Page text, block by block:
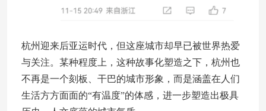
杭州迎来后亚运时代，但这座城市却早已被世界热爱
与关注。某种程度上，这种故事化塑造之下，杭州也
不再是一个刻板、干巴的城市形象，而是涵盖在人们
生活方方面面的“有温度”的体感，进一步塑造出极具